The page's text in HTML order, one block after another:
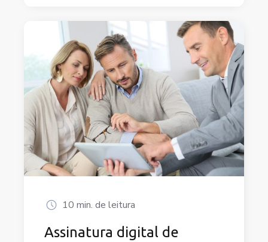
10 min. de leitura
Assinatura digital de